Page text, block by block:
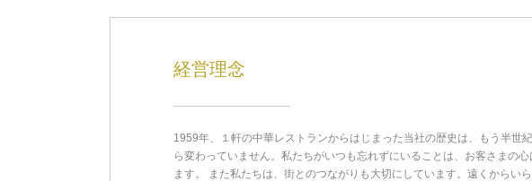
経営理念
1959年、１軒の中華レストランからはじまった当社の歴史は、もう半
ら変わっていません。私たちがいつも忘れずにいることは、お客さまの
ます。 また私たちは、街とのつながりも大切にしています。遠くから